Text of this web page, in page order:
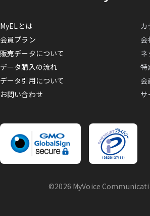
MyELとは
会員プラン
販売データについて
データ購入の流れ
データ引用について
お問い合わせ
カ
会
ネ
特
会
サ
©2026 MyVoice